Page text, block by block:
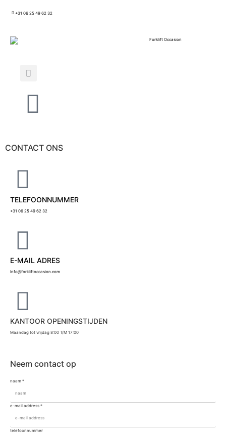
+31 06 25 49 62 32
CONTACT ONS
TELEFOONNUMMER
+31 06 25 49 62 32
E-MAIL ADRES
Info@forkliftoccasion.com
KANTOOR OPENINGSTIJDEN
Maandag tot vrijdag 8:00 T/M 17:00
Neem contact op
naam *
e-mail address *
telefoonnummer